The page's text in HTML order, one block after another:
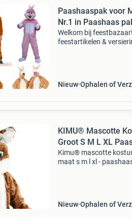
Paashaaspak voor
Nr.1 in Paashaas
Welkom bij
feestartikelen &
Nieuw Ophalen of
KIMU® Mascotte
Groot S M L XL
Kimu® mascotte
maat s m l xl -
Nieuw Ophalen of